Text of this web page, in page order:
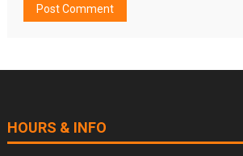
HOURS & INFO